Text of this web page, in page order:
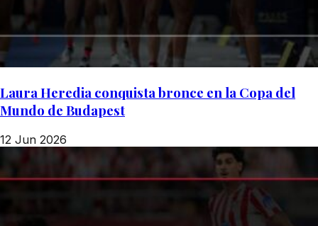
Laura Heredia conquista bronce en la Copa del
Mundo de Budapest
12 Jun 2026